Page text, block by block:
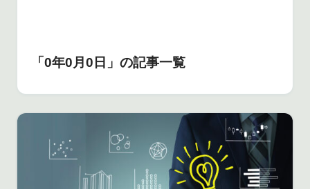
「0年0月0日」の記事一覧